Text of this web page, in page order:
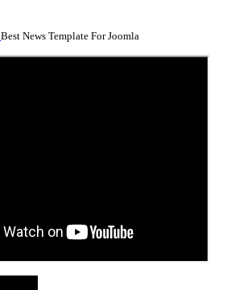
Best News Template For Joomla